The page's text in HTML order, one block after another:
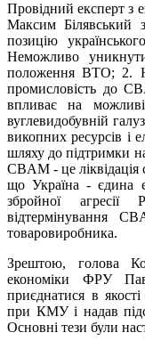
Провідний експерт з
Максим Білявський
позицію
Неможливо
положення ВТО; 2.
промисловість до
впливає на
вуглевидобувній
викопних ресурсів і
шляху до підтримки
CBAM - це
що Україна - єдина
збройної
відтермінування
товаровиробника.
Зрештою, голова
економіки ФРУ
приєднатися в
при КМУ і надав
Основні тези були